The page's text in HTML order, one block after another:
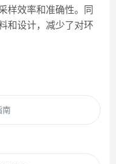
样效率和准确性。同
和设计，减少了对环
南